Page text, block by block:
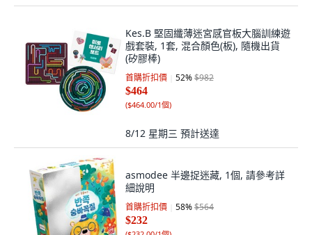
Kes.B 堅固纖薄迷宮感官板大腦訓練遊
戲套裝, 1套, 混合顏色(板), 隨機出貨
(矽膠棒)
首購折扣價 52%$982
$464
($464.00/1個)
8/12 星期三 預計送達
asmodee 半邊捉迷藏, 1個, 請參考詳
細說明
首購折扣價 58%$564
$232